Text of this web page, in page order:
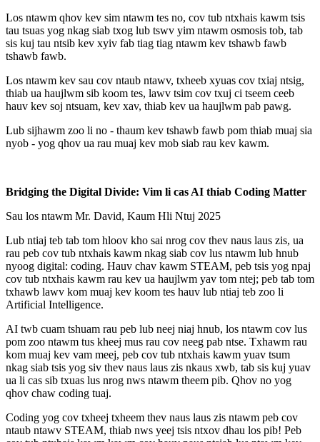
Los ntawm qhov kev sim ntawm tes no, cov tub ntxhais kawm tsis
tau tsuas yog nkag siab txog lub tswv yim ntawm osmosis tob, tab
sis kuj tau ntsib kev xyiv fab tiag tiag ntawm kev tshawb fawb
tshawb fawb.
Los ntawm kev sau cov ntaub ntawv, txheeb xyuas cov txiaj ntsig,
thiab ua haujlwm sib koom tes, lawv tsim cov txuj ci tseem ceeb
hauv kev soj ntsuam, kev xav, thiab kev ua haujlwm pab pawg.
Lub sijhawm zoo li no - thaum kev tshawb fawb pom thiab muaj sia
nyob - yog qhov ua rau muaj kev mob siab rau kev kawm.
Bridging the Digital Divide: Vim li cas AI thiab Coding Matter
Sau los ntawm Mr. David, Kaum Hli Ntuj 2025
Lub ntiaj teb tab tom hloov kho sai nrog cov thev naus laus zis, ua
rau peb cov tub ntxhais kawm nkag siab cov lus ntawm lub hnub
nyoog digital: coding. Hauv chav kawm STEAM, peb tsis yog npaj
cov tub ntxhais kawm rau kev ua haujlwm yav tom ntej; peb tab tom
txhawb lawv kom muaj kev koom tes hauv lub ntiaj teb zoo li
Artificial Intelligence.
AI twb cuam tshuam rau peb lub neej niaj hnub, los ntawm cov lus
pom zoo ntawm tus kheej mus rau cov neeg pab ntse. Txhawm rau
kom muaj kev vam meej, peb cov tub ntxhais kawm yuav tsum
nkag siab tsis yog siv thev naus laus zis nkaus xwb, tab sis kuj yuav
ua li cas sib txuas lus nrog nws ntawm theem pib. Qhov no yog
qhov chaw coding tuaj.
Coding yog cov txheej txheem thev naus laus zis ntawm peb cov
ntaub ntawv STEAM, thiab nws yeej tsis ntxov dhau los pib! Peb